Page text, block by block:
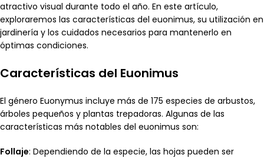
atractivo visual durante todo el año. En este artículo,
exploraremos las características del euonimus, su utilización en
jardinería y los cuidados necesarios para mantenerlo en
óptimas condiciones.
Características del Euonimus
El género Euonymus incluye más de 175 especies de arbustos,
árboles pequeños y plantas trepadoras. Algunas de las
características más notables del euonimus son:
Follaje: Dependiendo de la especie, las hojas pueden ser